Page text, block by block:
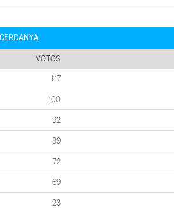
VOTOS
117
100
92
89
72
69
23